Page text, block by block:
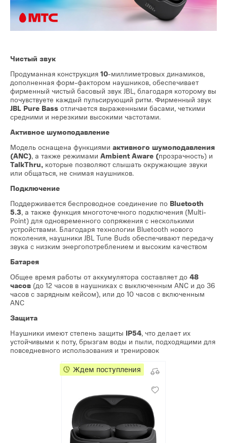
Чистый звук
Продуманная конструкция 10-миллиметровых динамиков,
дополненная форм-фактором наушников, обеспечивает
фирменный чистый басовый звук JBL, благодаря которому вы
почувствуете каждый пульсирующий ритм. Фирменный звук
JBL Pure Bass отличается выраженными басами, четкими
средними и нерезкими высокими частотами.
Активное шумоподавление
Модель оснащена функциями активного шумоподавления
(ANC), а также режимами Ambient Aware (прозрачность) и
TalkThru, которые позволяют слышать окружающие звуки
или общаться, не снимая наушников.
Подключение
Поддерживается беспроводное соединение по Bluetooth
5.3, а также функция многоточечного подключения (Multi-
Point) для одновременного сопряжения с несколькими
устройствами. Благодаря технологии Bluetooth нового
поколения, наушники JBL Tune Buds обеспечивают передачу
звука с низким энергопотреблением и высоким качеством
Батарея
Общее время работы от аккумулятора составляет до 48
часов (до 12 часов в наушниках с выключенным ANC и до 36
часов с зарядным кейсом), или до 10 часов с включенным
ANC
Защита
Наушники имеют степень защиты IP54, что делает их
устойчивыми к поту, брызгам воды и пыли, подходящими для
повседневного использования и тренировок
Ждем поступления